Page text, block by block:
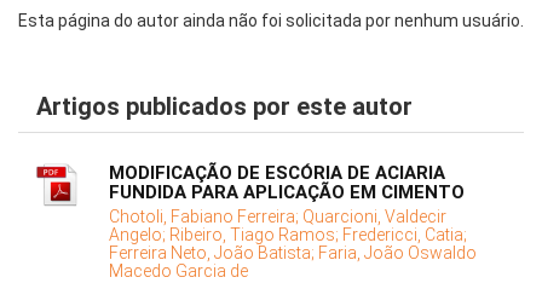
Esta página do autor ainda não foi solicitada por nenhum usuário.
Artigos publicados por este autor
MODIFICAÇÃO DE ESCÓRIA DE ACIARIA
FUNDIDA PARA APLICAÇÃO EM CIMENTO
Chotoli, Fabiano Ferreira; Quarcioni, Valdecir
Angelo; Ribeiro, Tiago Ramos; Fredericci, Catia;
Ferreira Neto, João Batista; Faria, João Oswaldo
Macedo Garcia de